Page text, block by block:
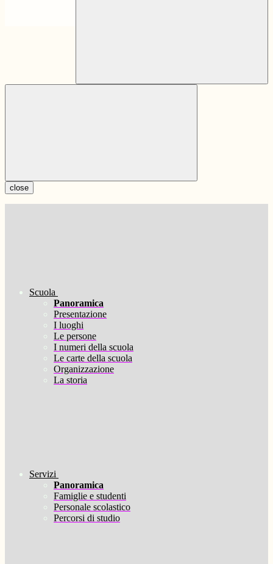
close
Scuola
Panoramica
Presentazione
I luoghi
Le persone
I numeri della scuola
Le carte della scuola
Organizzazione
La storia
Servizi
Panoramica
Famiglie e studenti
Personale scolastico
Percorsi di studio